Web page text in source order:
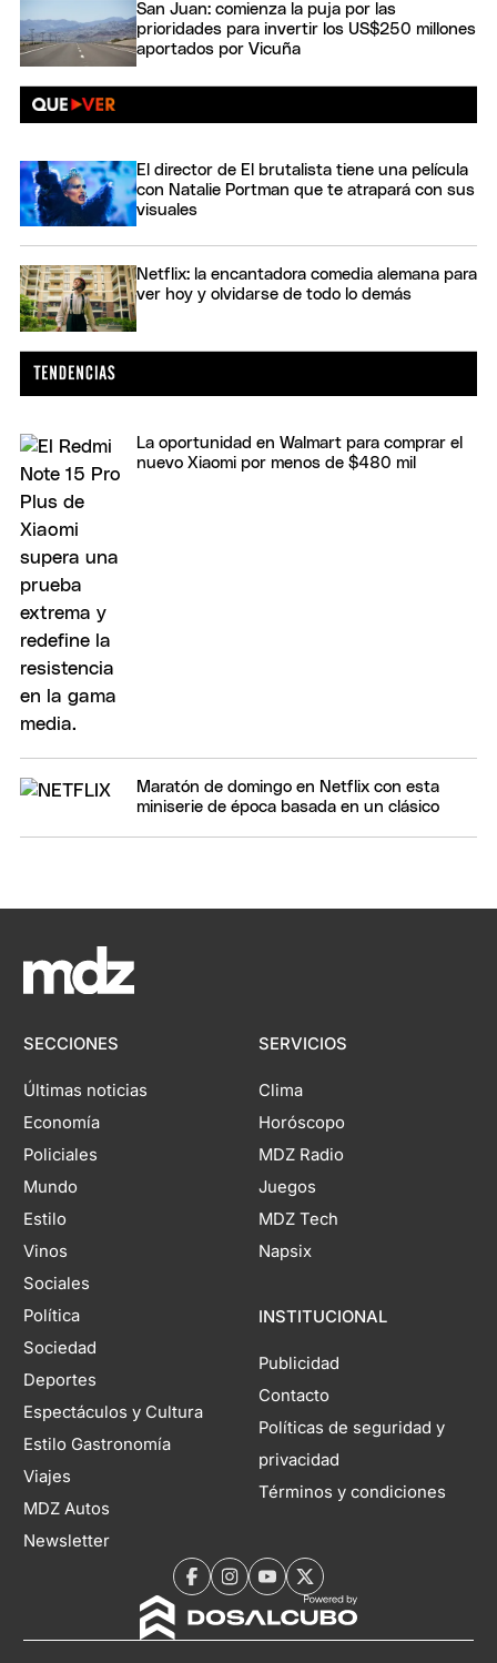
San Juan: comienza la puja por las
prioridades para invertir los US$250 millones
aportados por Vicuña
El director de El brutalista tiene una película
con Natalie Portman que te atrapará con sus
visuales
Netflix: la encantadora comedia alemana para
ver hoy y olvidarse de todo lo demás
La oportunidad en Walmart para comprar el
nuevo Xiaomi por menos de $480 mil
Maratón de domingo en Netflix con esta
miniserie de época basada en un clásico
SECCIONES
Últimas noticias
Economía
Policiales
Mundo
Estilo
Vinos
Sociales
Política
Sociedad
Deportes
Espectáculos y Cultura
Estilo Gastronomía
Viajes
MDZ Autos
Newsletter
SERVICIOS
Clima
Horóscopo
MDZ Radio
Juegos
MDZ Tech
Napsix
INSTITUCIONAL
Publicidad
Contacto
Políticas de seguridad y
privacidad
Términos y condiciones